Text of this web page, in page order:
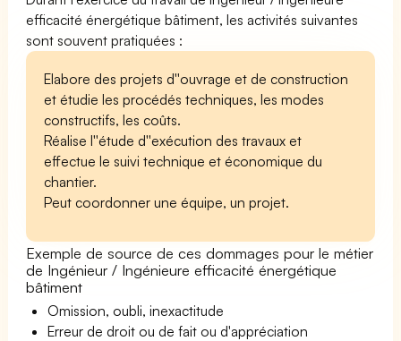
efficacité énergétique bâtiment, les activités suivantes
sont souvent pratiquées :
Elabore des projets d''ouvrage et de construction
et étudie les procédés techniques, les modes
constructifs, les coûts.
Réalise l''étude d''exécution des travaux et
effectue le suivi technique et économique du
chantier.
Peut coordonner une équipe, un projet.
Exemple de source de ces dommages pour le métier
de Ingénieur / Ingénieure efficacité énergétique
bâtiment
Omission, oubli, inexactitude
Erreur de droit ou de fait ou d'appréciation